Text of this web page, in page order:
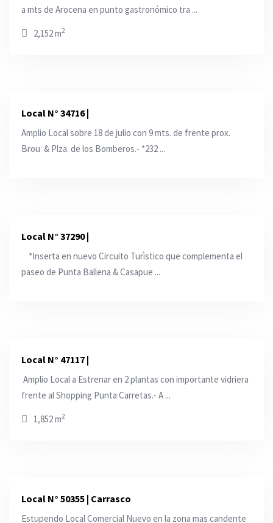
a mts de Arocena en punto gastronómico tra ...
2,152 m2
Local N° 34716 |
Amplio Local sobre 18 de julio con 9 mts. de frente prox.
Brou & Plza. de los Bomberos.- *232 ...
Local N° 37290 |
*Inserta en nuevo Circuito Turìstico que complementa el
paseo de Punta Ballena & Casapue ...
Local N° 47117 |
Amplio Local a Estrenar en 2 plantas con importante vidriera
frente al Shopping Punta Carretas.- A ...
1,852 m2
Local N° 50355 | Carrasco
Estupendo Local Comercial Nuevo en la zona mas candente